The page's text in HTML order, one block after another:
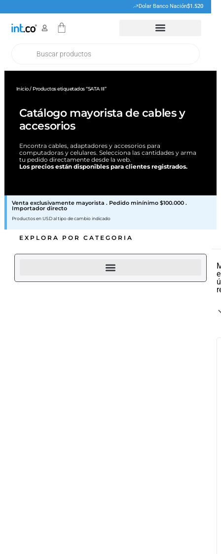
contenido
Dolar Banco Nación$1.520
Cart
Inicio/ Productos etiquetados “SATA III”
Catálogo mayorista de cables y
accesorios
Encontra cables, adaptadores y accesorios para
computadoras y celulares. Selecciona las cantidades y arma
tu pedido directamente desde la web.
Los precios están disponibles para clientes registrados.
Venta exclusivamente mayorista . Pedido minínimo $100.000 .
Importador directo
Productos en USD al tipo de cambio indicado
EXPLORA POR CATEGORIA